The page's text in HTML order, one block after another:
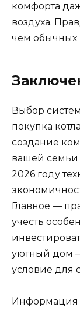
комфорта
воздуха.
чем обычных
Выбор
покупка
создание
вашей семьи
2026 году
Главное —
учесть
уютный дом
условие для
Информация